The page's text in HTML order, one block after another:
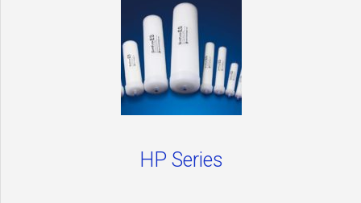
HP Series